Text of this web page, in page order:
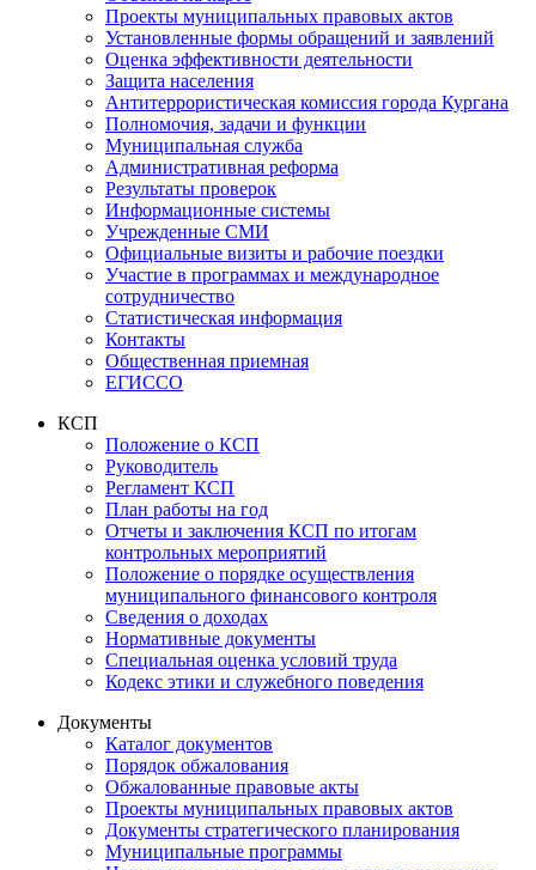
Проекты муниципальных правовых актов
Установленные формы обращений и заявлений
Оценка эффективности деятельности
Защита населения
Антитеррористическая комиссия города Кургана
Полномочия, задачи и функции
Муниципальная служба
Административная реформа
Результаты проверок
Информационные системы
Учрежденные СМИ
Официальные визиты и рабочие поездки
Участие в программах и международное
сотрудничество
Статистическая информация
Контакты
Общественная приемная
ЕГИССО
КСП
Положение о КСП
Руководитель
Регламент КСП
План работы на год
Отчеты и заключения КСП по итогам
контрольных мероприятий
Положение о порядке осуществления
муниципального финансового контроля
Сведения о доходах
Нормативные документы
Специальная оценка условий труда
Кодекс этики и служебного поведения
Документы
Каталог документов
Порядок обжалования
Обжалованные правовые акты
Проекты муниципальных правовых актов
Документы стратегического планирования
Муниципальные программы